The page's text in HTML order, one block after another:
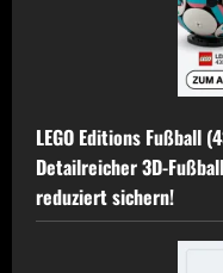
LEGO Editions Fußball
Detailreicher 3D-
reduziert sichern!